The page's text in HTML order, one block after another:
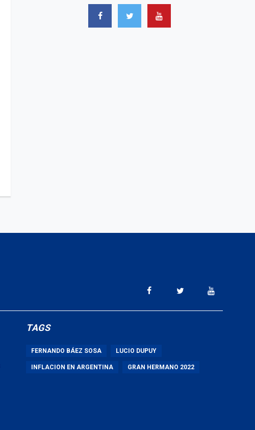
TAGS
FERNANDO BÁEZ SOSA LUCIO DUPUY
INFLACION EN ARGENTINA GRAN HERMANO 2022